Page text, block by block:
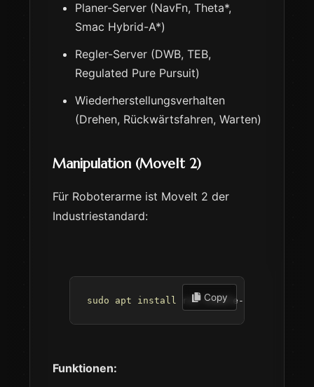
Planer-Server (NavFn, Theta*,
Smac Hybrid-A*)
Regler-Server (DWB, TEB,
Regulated Pure Pursuit)
Wiederherstellungsverhalten
(Drehen, Rückwärtsfahren, Warten)
Manipulation (MoveIt 2)
Für Roboterarme ist MoveIt 2 der
Industriestandard:
Copy
sudo apt install ros-humble-moveit
Funktionen: